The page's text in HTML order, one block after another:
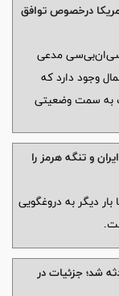
درخصوص توافق
مدعی
وجود دارد که
به سمت وضعیتی
و تنگه هرمز را
دیگر به دروغگویی
شد؛ جزئیات در